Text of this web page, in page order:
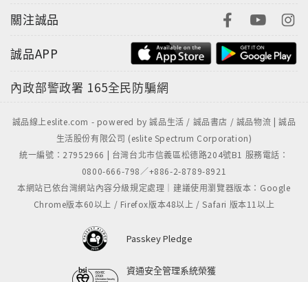
之餘末節的細節交代，明快地發展劇情，並同時完
整了這個作品。作者戲中有戲的書寫手法，讓人玩
味。
3.總評：
台前的對話揭開序幕，當讀者跟著看戲的同時，會
有種虛實不分的錯覺，雖然內頁穿插的紅色布幕提
醒著這是齣戲，但事實上這正是雞與狗的真實經
歷，所謂人生如戲，戲如人生，就是這麼一回事。
本書的表現手法，讓讀者可以同時享受文字與戲劇
關注誠品
誠品APP
內政部警政署 165全民防騙網
誠品線上eslite.com - powered by 誠品生活 / 誠品書店 / 誠品物流 | 誠品
生活股份有限公司 (eslite Spectrum Corporation)
統一編號：27952966 | 台灣台北市信義區松德路204號B1 服務電話：
0800-666-798／+886-2-8789-8921
本網站已依台灣網站內容分級規定處理｜建議使用瀏覽器版本：Google
Chrome版本60以上 / Firefox版本48以上 / Safari 版本11以上
Passkey Pledge
資通安全管理系統榮獲